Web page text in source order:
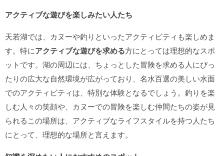
アクティブな遊びを楽しみたい人たち
天若湖では、カヌーや釣りといったアクティビティも楽しめま
す。特にアクティブな遊びを求める方にとっては理想的なスポ
ットです。湖の周辺には、ちょっとした冒険を求める人にぴっ
たりの広大な自然環境が広がっており、名水百選の美しい水面
でのアクティビティは、特別な体験となるでしょう。釣りを楽
しむ人々の笑顔や、カヌーでの冒険を楽しむ仲間たちの姿が見
られるこの場所は、アクティブなライフスタイルを持つ人たち
にとって、理想的な場所と言えます。